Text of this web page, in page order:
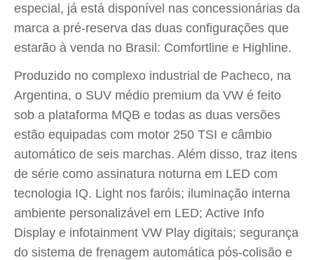
especial, já está disponível nas concessionárias da
marca a pré-reserva das duas configurações que
estarão à venda no Brasil: Comfortline e Highline.
Produzido no complexo industrial de Pacheco, na
Argentina, o SUV médio premium da VW é feito
sob a plataforma MQB e todas as duas versões
estão equipadas com motor 250 TSI e câmbio
automático de seis marchas. Além disso, traz itens
de série como assinatura noturna em LED com
tecnologia IQ. Light nos faróis; iluminação interna
ambiente personalizável em LED; Active Info
Display e infotainment VW Play digitais; segurança
do sistema de frenagem automática pós-colisão e